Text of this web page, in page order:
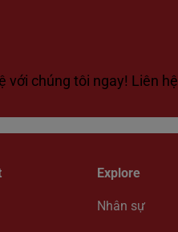
với chúng tôi ngay! Liên hệ
Explore
Nhân sự